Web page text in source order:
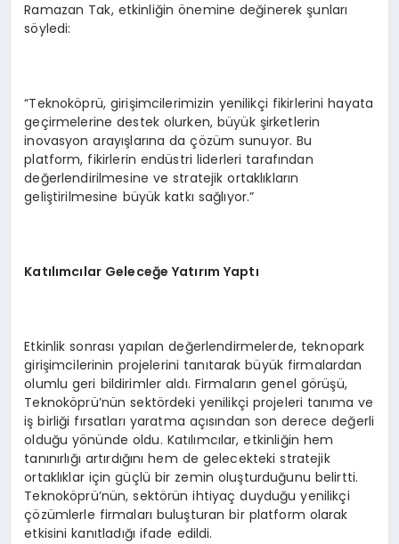
Ramazan Tak, etkinliğin önemine değinerek şunları
söyledi:
“Teknoköprü, girişimcilerimizin yenilikçi fikirlerini hayata
geçirmelerine destek olurken, büyük şirketlerin
inovasyon arayışlarına da çözüm sunuyor. Bu
platform, fikirlerin endüstri liderleri tarafından
değerlendirilmesine ve stratejik ortaklıkların
geliştirilmesine büyük katkı sağlıyor.”
Katılımcılar Geleceğe Yatırım Yaptı
Etkinlik sonrası yapılan değerlendirmelerde, teknopark
girişimcilerinin projelerini tanıtarak büyük firmalardan
olumlu geri bildirimler aldı. Firmaların genel görüşü,
Teknoköprü’nün sektördeki yenilikçi projeleri tanıma ve
iş birliği fırsatları yaratma açısından son derece değerli
olduğu yönünde oldu. Katılımcılar, etkinliğin hem
tanınırlığı artırdığını hem de gelecekteki stratejik
ortaklıklar için güçlü bir zemin oluşturduğunu belirtti.
Teknoköprü’nün, sektörün ihtiyaç duyduğu yenilikçi
çözümlerle firmaları buluşturan bir platform olarak
etkisini kanıtladığı ifade edildi.